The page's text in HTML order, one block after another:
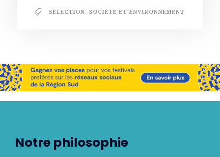
SÉLECTION, SOCIÉTÉ ET ENVIRONNEMENT
Notre philosophie